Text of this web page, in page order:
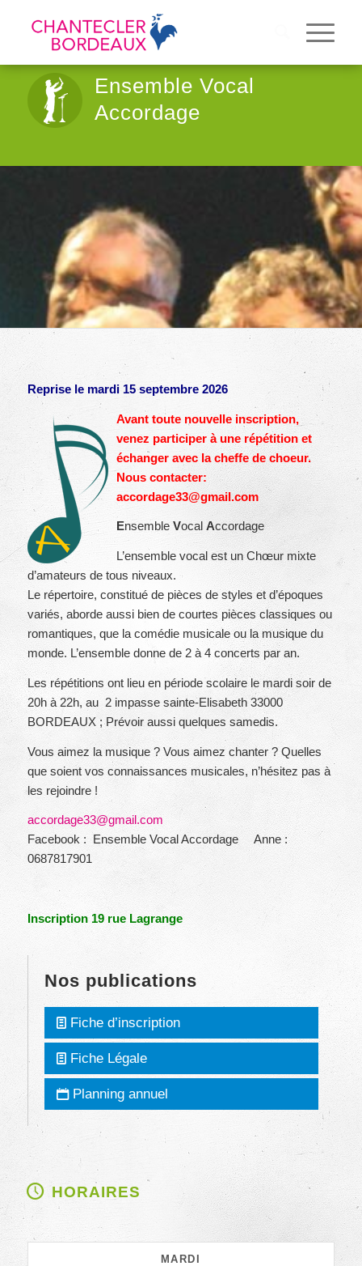
Ensemble Vocal
Accordage
Reprise le mardi 15 septembre 2026
Avant toute nouvelle inscription,
venez participer à une répétition et
échanger avec la cheffe de choeur.
Nous contacter:
accordage33@gmail.com
Ensemble Vocal Accordage
L’ensemble vocal est un Chœur mixte
d’amateurs de tous niveaux.
Le répertoire, constitué de pièces de styles et d’époques
variés, aborde aussi bien de courtes pièces classiques ou
romantiques, que la comédie musicale ou la musique du
monde. L’ensemble donne de 2 à 4 concerts par an.
Les répétitions ont lieu en période scolaire le mardi soir de
20h à 22h, au 2 impasse sainte-Elisabeth 33000
BORDEAUX ; Prévoir aussi quelques samedis.
Vous aimez la musique ? Vous aimez chanter ? Quelles
que soient vos connaissances musicales, n’hésitez pas à
les rejoindre !
accordage33@gmail.com
Facebook : Ensemble Vocal Accordage Anne :
0687817901
Inscription 19 rue Lagrange
Nos publications
Fiche d’inscription
Fiche Légale
Planning annuel
HORAIRES
MARDI